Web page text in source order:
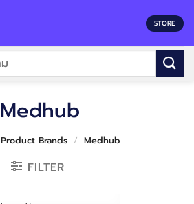
STORE
Medhub
Product Brands / Medhub
FILTER